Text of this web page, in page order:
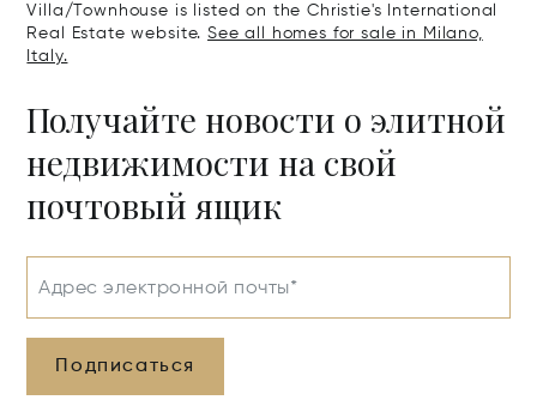
Villa/Townhouse is listed on the Christie's International
Real Estate website.See all homes for sale in Milano,
Italy.
Получайте новости о элитной
недвижимости на свой
почтовый ящик
Адрес электронной почты*
Подписаться